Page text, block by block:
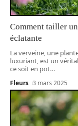
Comment tailler
éclatante
La verveine, une
luxuriant, est un
ce soit en pot…
Fleurs 3 mars 2025